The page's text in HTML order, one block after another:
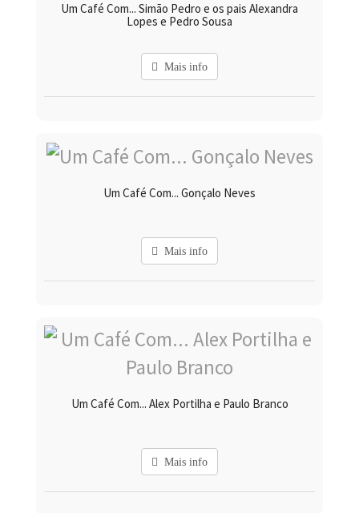
Um Café Com... Simão Pedro e os pais Alexandra
Lopes e Pedro Sousa
Mais info
Um Café Com... Gonçalo Neves
Mais info
Um Café Com... Alex Portilha e Paulo Branco
Mais info